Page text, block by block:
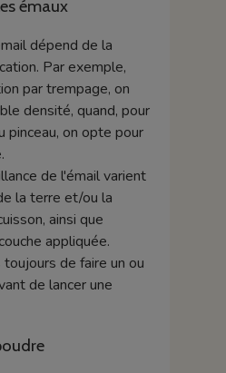
émaux
dépend de la
Par exemple,
par trempage, on
densité, quand, pour
pinceau, on opte pour
de l'émail varient
la terre et/ou la
ainsi que
appliquée.
de faire un ou
de lancer une